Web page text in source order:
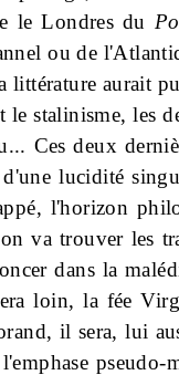
le Londres du
ou de
littérature aurait
le stalinisme, les
Ces deux
lucidité
l'horizon
va trouver les
dans la
loin, la fée
il sera, lui
pseudo-